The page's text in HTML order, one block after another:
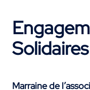
Solidaires
Marraine de